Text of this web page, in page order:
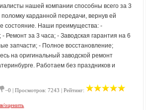
нашей компании способны всего за 3
карданной передачи, вернув ей
состояние. Наши преимущества: -
- Ремонт за 3 часа; - Заводская гарантия на 6
запчасти; - Полное восстановление;
на оригинальный заводской ремонт
Работаем без праздников и
−0 | Просмотров: 7243 | Рейтинг:
оценить